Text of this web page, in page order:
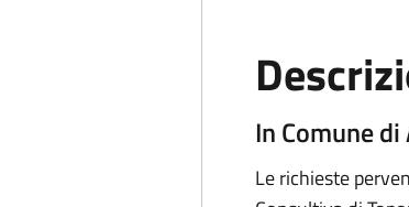
In Comune
Le richieste